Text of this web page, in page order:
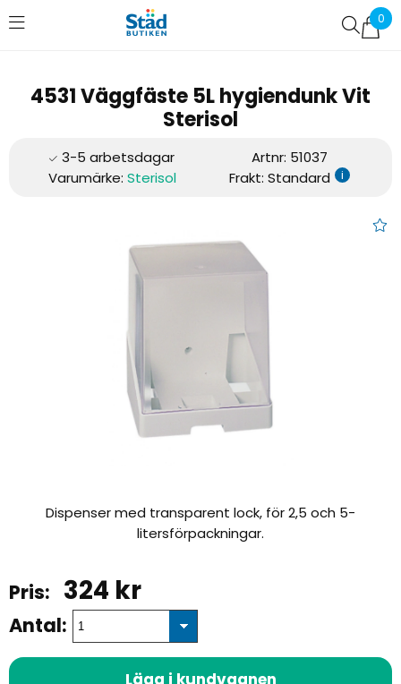
0
Favoriter (0)
4531 Väggfäste 5L hygiendunk Vit
Sterisol
Artnr: 51037
Varumärke: Sterisol Frakt: Standard i
4531 Väggfäste 5L
Dispenser med transparent lock, för 2,5 och 5-
litersförpackningar.
324 kr
Antal:
Lägg i kundvagnen